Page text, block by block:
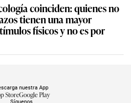
coinciden: quienes no
tienen una mayor
físicos y no es por
Síguenos
nuestra App
StoreGoogle Play